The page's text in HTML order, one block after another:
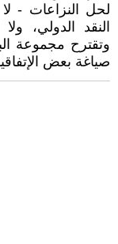
لحل النزاعات - لا
النقد الدولي،
وتقترح مجموعة
صياغة بعض